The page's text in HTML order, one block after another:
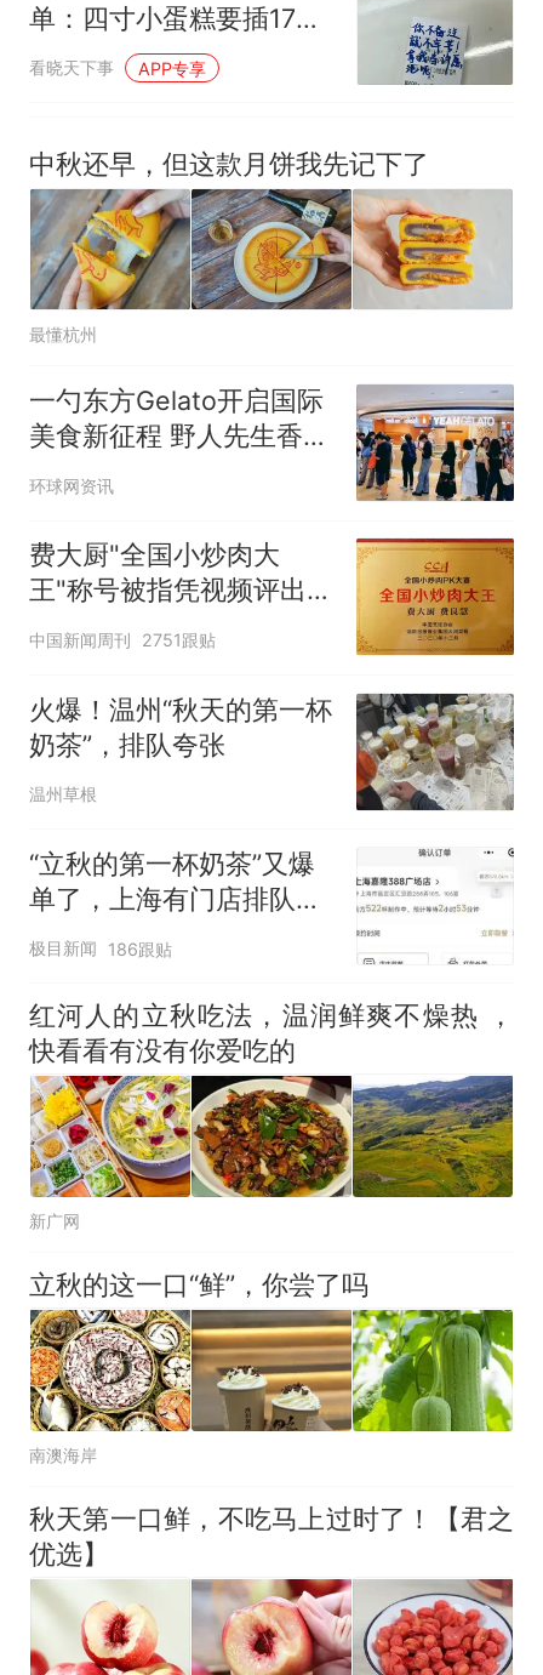
单：四寸小蛋糕要插17根
蜡烛配20套餐具，还得做
出六寸效果
看晓天下事 APP专享
中秋还早，但这款月饼我先记下了
最懂杭州
一勺东方Gelato开启国际
美食新征程 野人先生香港
首店启幕
环球网资讯
费大厨"全国小炒肉大
王"称号被指凭视频评出
官方回应
中国新闻周刊 2751跟贴
火爆！温州“秋天的第一杯
奶茶”，排队夸张
温州草根
“立秋的第一杯奶茶”又爆
单了，上海有门店排队超
500杯，店员：今天奶茶
店都很忙，要等2个多小
时
极目新闻 186跟贴
红河人的立秋吃法，温润鲜爽不燥热 ，
快看看有没有你爱吃的
新广网
立秋的这一口“鲜”，你尝了吗
南澳海岸
秋天第一口鲜，不吃马上过时了！【君之
优选】